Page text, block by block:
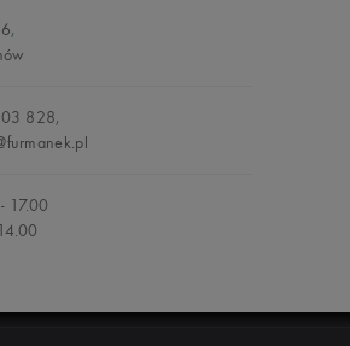
,
828,
17.00